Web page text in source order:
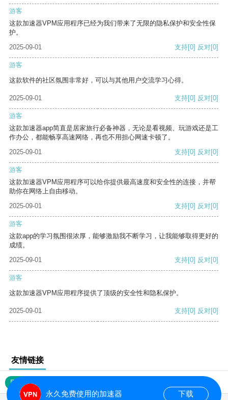
游客
这款加速器VPM应用程序已经为我们带来了无限的隐私保护和安全性保
护。
2025-09-01
支持[0] 反对[0]
游客
这款软件的社区氛围非常好，可以与其他用户交流学习心得。
2025-09-01 支持[0] 反对[0]
游客
这款加速器app简直是居家旅行必备神器，无论是看视频、玩游戏还是工
作办公，都能畅享高速网络，再也不用担心网速卡顿了。
2025-09-01
支持[0] 反对[0]
游客
这款加速器VPM应用程序可以给你提供最高速度和安全性的连接，并帮
助你在网络上自由移动。
2025-09-01
支持[0] 反对[0]
游客
这款app的学习氛围很浓厚，能够激励我不断学习，让我能够取得更好的
成绩。
2025-09-01
支持[0] 反对[0]
游客
这款加速器VPM应用程序提供了顶级的安全性和隐私保护。
2025-09-01 支持[0] 反对[0]
友情链接
网站地图
永久免费使用的加速器 下载